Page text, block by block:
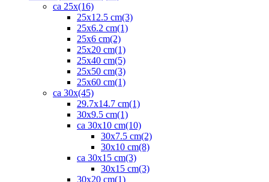
ca 25x(16)
25x12.5 cm(3)
25x6.2 cm(1)
25x6 cm(2)
25x20 cm(1)
25x40 cm(5)
25x50 cm(3)
25x60 cm(1)
ca 30x(45)
29.7x14.7 cm(1)
30x9.5 cm(1)
ca 30x10 cm(10)
30x7.5 cm(2)
30x10 cm(8)
ca 30x15 cm(3)
30x15 cm(3)
30x20 cm(1)